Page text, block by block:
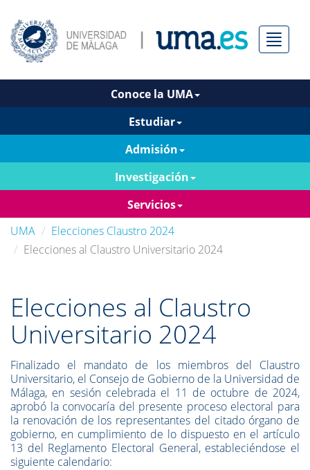
Menú
Conoce la UMA
Estudiar
Admisión
Investigación
Servicios
UMA
Elecciones Claustro 2024
Elecciones al Claustro Universitario 2024
Elecciones al Claustro
Universitario 2024
Finalizado el mandato de los miembros del Claustro
Universitario, el Consejo de Gobierno de la Universidad de
Málaga, en sesión celebrada el 11 de octubre de 2024,
aprobó la convocaría del presente proceso electoral para
la renovación de los representantes del citado órgano de
gobierno, en cumplimiento de lo dispuesto en el artículo
13 del Reglamento Electoral General, estableciéndose el
siguiente calendario: